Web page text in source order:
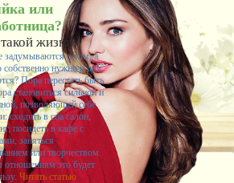
или
жизни,
о том, а
собственно нужно и для
Пора перестать быть
становиться сильной и
позволяющей себе
сходить в спа салон,
посидеть в кафе с
заняться
или творчеством.
это будет
Читать статью